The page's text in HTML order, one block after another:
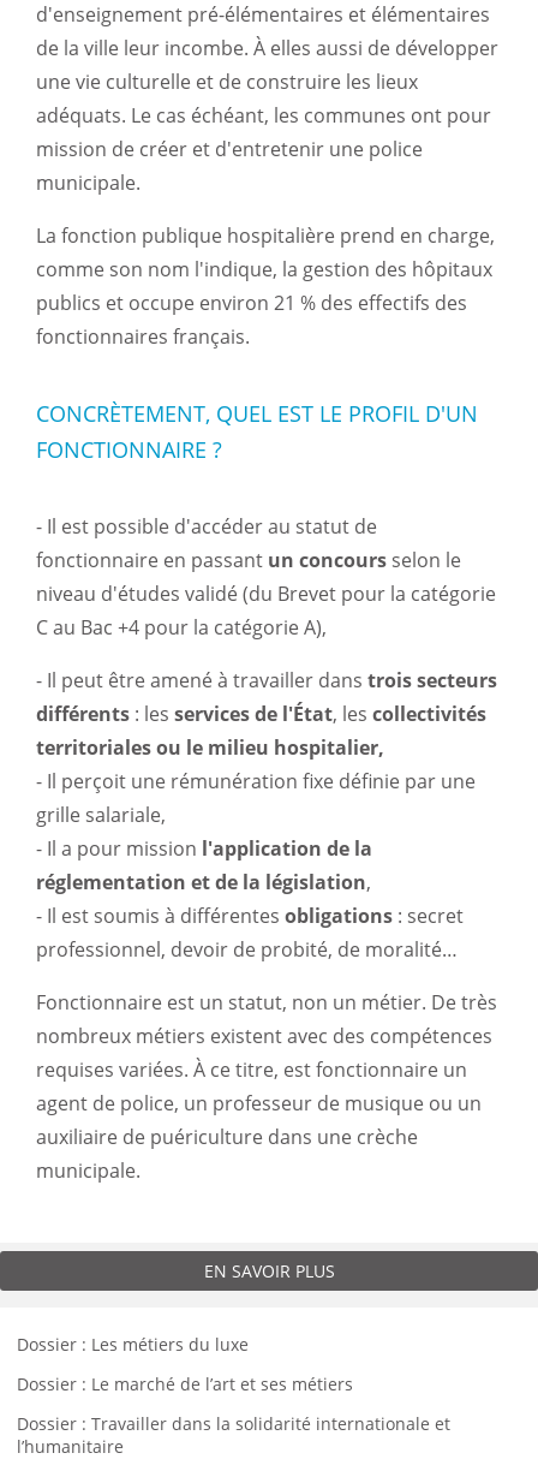
d'enseignement pré-élémentaires et élémentaires
de la ville leur incombe. À elles aussi de développer
une vie culturelle et de construire les lieux
adéquats. Le cas échéant, les communes ont pour
mission de créer et d'entretenir une police
municipale.
La fonction publique hospitalière prend en charge,
comme son nom l'indique, la gestion des hôpitaux
publics et occupe environ 21 % des effectifs des
fonctionnaires français.
CONCRÈTEMENT, QUEL EST LE PROFIL D'UN
FONCTIONNAIRE ?
- Il est possible d'accéder au statut de
fonctionnaire en passant un concours selon le
niveau d'études validé (du Brevet pour la catégorie
C au Bac +4 pour la catégorie A),
- Il peut être amené à travailler dans trois secteurs
différents : les services de l'État, les collectivités
territoriales ou le milieu hospitalier,
- Il perçoit une rémunération fixe définie par une
grille salariale,
- Il a pour mission l'application de la
réglementation et de la législation,
- Il est soumis à différentes obligations : secret
professionnel, devoir de probité, de moralité…
Fonctionnaire est un statut, non un métier. De très
nombreux métiers existent avec des compétences
requises variées. À ce titre, est fonctionnaire un
agent de police, un professeur de musique ou un
auxiliaire de puériculture dans une crèche
municipale.
EN SAVOIR PLUS
Dossier : Les métiers du luxe
Dossier : Le marché de l’art et ses métiers
Dossier : Travailler dans la solidarité internationale et
l’humanitaire